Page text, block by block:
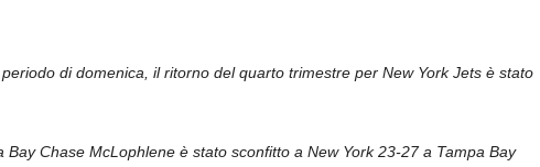
di domenica, il ritorno del quarto trimestre per New York Jets è stato
Bay Chase McLophlene è stato sconfitto a New York 23-27 a Tampa Bay